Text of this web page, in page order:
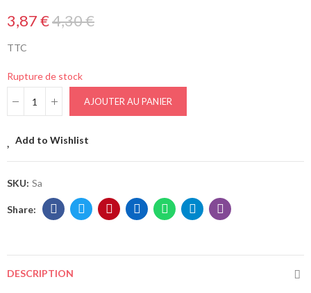
3,87 €4,30 €
TTC
Rupture de stock
AJOUTER AU PANIER
Add to Wishlist
SKU: Sa
DESCRIPTION